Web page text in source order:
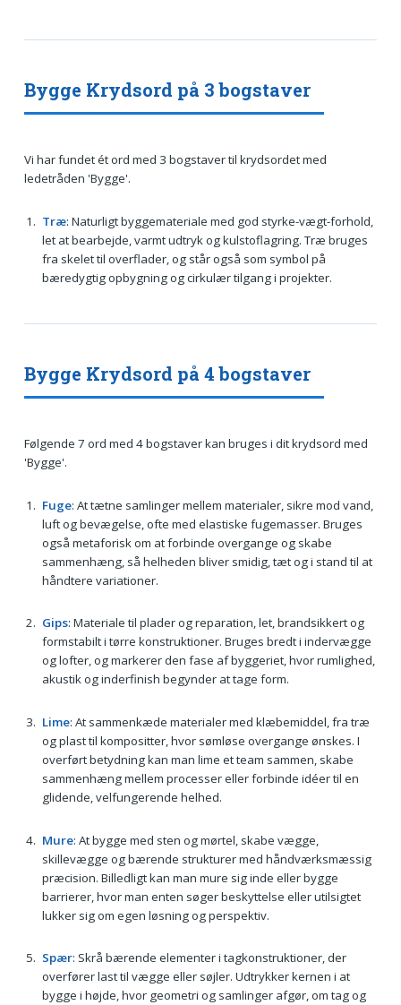
Bygge Krydsord på 3 bogstaver
Vi har fundet ét ord med 3 bogstaver til krydsordet med
ledetråden 'Bygge'.
Træ: Naturligt byggemateriale med god styrke-vægt-forhold,
let at bearbejde, varmt udtryk og kulstoflagring. Træ bruges
fra skelet til overflader, og står også som symbol på
bæredygtig opbygning og cirkulær tilgang i projekter.
Bygge Krydsord på 4 bogstaver
Følgende 7 ord med 4 bogstaver kan bruges i dit krydsord med
'Bygge'.
Fuge: At tætne samlinger mellem materialer, sikre mod vand,
luft og bevægelse, ofte med elastiske fugemasser. Bruges
også metaforisk om at forbinde overgange og skabe
sammenhæng, så helheden bliver smidig, tæt og i stand til at
håndtere variationer.
Gips: Materiale til plader og reparation, let, brandsikkert og
formstabilt i tørre konstruktioner. Bruges bredt i indervægge
og lofter, og markerer den fase af byggeriet, hvor rumlighed,
akustik og inderfinish begynder at tage form.
Lime: At sammenkæde materialer med klæbemiddel, fra træ
og plast til kompositter, hvor sømløse overgange ønskes. I
overført betydning kan man lime et team sammen, skabe
sammenhæng mellem processer eller forbinde idéer til en
glidende, velfungerende helhed.
Mure: At bygge med sten og mørtel, skabe vægge,
skillevægge og bærende strukturer med håndværksmæssig
præcision. Billedligt kan man mure sig inde eller bygge
barrierer, hvor man enten søger beskyttelse eller utilsigtet
lukker sig om egen løsning og perspektiv.
Spær: Skrå bærende elementer i tagkonstruktioner, der
overfører last til vægge eller søjler. Udtrykker kernen i at
bygge i højde, hvor geometri og samlinger afgør, om tag og